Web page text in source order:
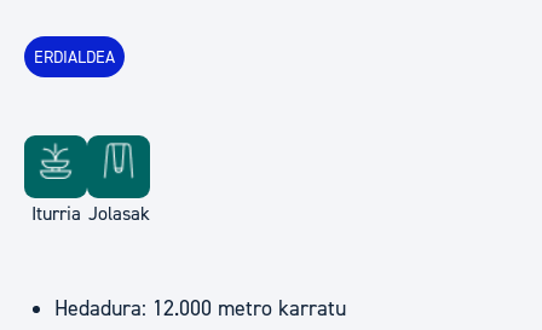
ERDIALDEA
Iturria Jolasak
Hedadura: 12.000 metro karratu